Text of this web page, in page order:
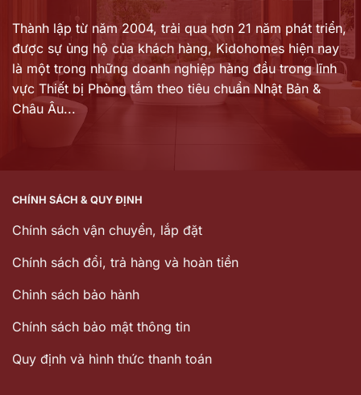
Thành lập từ năm 2004, trải qua hơn 21 năm phát triển,
được sự ủng hộ của khách hàng, Kidohomes hiện nay
là một trong những doanh nghiệp hàng đầu trong lĩnh
vực Thiết bị Phòng tắm theo tiêu chuẩn Nhật Bản &
Châu Âu...
CHÍNH SÁCH & QUY ĐỊNH
Chính sách vận chuyển, lắp đặt
Chính sách đổi, trả hàng và hoàn tiền
Chinh sách bảo hành
Chính sách bảo mật thông tin
Quy định và hình thức thanh toán